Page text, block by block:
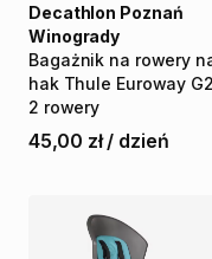
Bagażnik na rowery
hak Thule Euroway G2
2 rowery
Decathlon Poznań
Winogrady
45,00 zł / dzień